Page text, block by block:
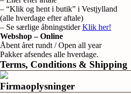
– “Klik og hent i butik” i Vestjylland
(alle hverdage efter aftale)
– Se særlige åbningstiderKlik her!
Webshop – Online
Åbent året rundt / Open all year
Pakker afsendes alle hverdage.
Terms, Conditions & Shipping
Firmaoplysninger